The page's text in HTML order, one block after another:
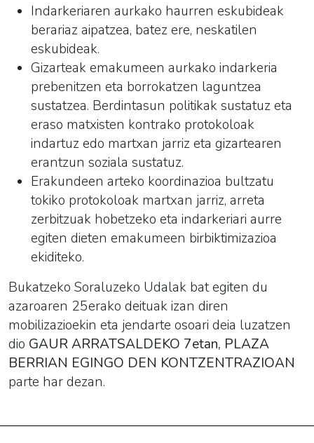
Indarkeriaren aurkako haurren eskubideak
berariaz aipatzea, batez ere, neskatilen
eskubideak.
Gizarteak emakumeen aurkako indarkeria
prebenitzen eta borrokatzen laguntzea
sustatzea. Berdintasun politikak sustatuz eta
eraso matxisten kontrako protokoloak
indartuz edo martxan jarriz eta gizartearen
erantzun soziala sustatuz.
Erakundeen arteko koordinazioa bultzatu
tokiko protokoloak martxan jarriz, arreta
zerbitzuak hobetzeko eta indarkeriari aurre
egiten dieten emakumeen birbiktimizazioa
ekiditeko.
Bukatzeko Soraluzeko Udalak bat egiten du
azaroaren 25erako deituak izan diren
mobilizazioekin eta jendarte osoari deia luzatzen
dio GAUR ARRATSALDEKO 7etan, PLAZA
BERRIAN EGINGO DEN KONTZENTRAZIOAN
parte har dezan.